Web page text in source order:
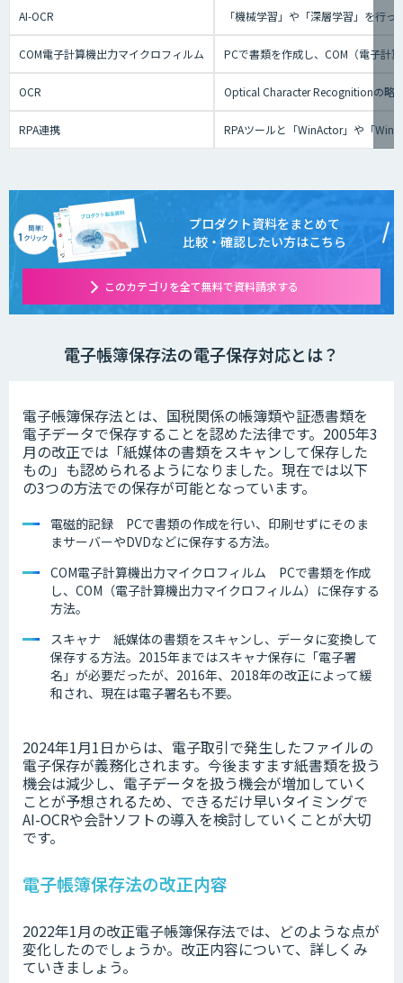
AI-OCR 「機械学習」や「深層学習」を行
COM電子計算機出力マイクロフィルム PCで書類を作成し、COM（電子計
OCR Optical Character Recognitionの略
RPA連携 RPAツールと「WinActor」や「
プロダクト資料をまとめて
比較・確認したい方はこちら
このカテゴリを全て無料で資料請求する
電子帳簿保存法の電子保存対応とは？
電子帳簿保存法とは、国税関係の帳簿類や証憑書類を
電子データで保存することを認めた法律です。2005年3
月の改正では「紙媒体の書類をスキャンして保存した
もの」も認められるようになりました。現在では以下
の3つの方法での保存が可能となっています。
電磁的記録 PCで書類の作成を行い、印刷せずにそのま
まサーバーやDVDなどに保存する方法。
COM電子計算機出力マイクロフィルム PCで書類を作成
し、COM（電子計算機出力マイクロフィルム）に保存する
方法。
スキャナ 紙媒体の書類をスキャンし、データに変換して
保存する方法。2015年まではスキャナ保存に「電子署
名」が必要だったが、2016年、2018年の改正によって緩
和され、現在は電子署名も不要。
2024年1月1日からは、電子取引で発生したファイルの
電子保存が義務化されます。今後ますます紙書類を扱う
機会は減少し、電子データを扱う機会が増加していく
ことが予想されるため、できるだけ早いタイミングで
AI-OCRや会計ソフトの導入を検討していくことが大切
です。
電子帳簿保存法の改正内容
2022年1月の改正電子帳簿保存法では、どのような点が
変化したのでしょうか。改正内容について、詳しくみ
ていきましょう。